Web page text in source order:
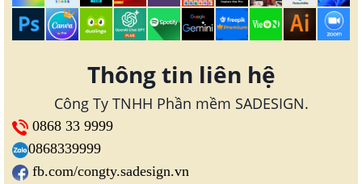
Thông tin liên hệ
Công Ty TNHH Phần mềm SADESIGN.
0868 33 9999
0868339999
fb.com/congty.sadesign.vn